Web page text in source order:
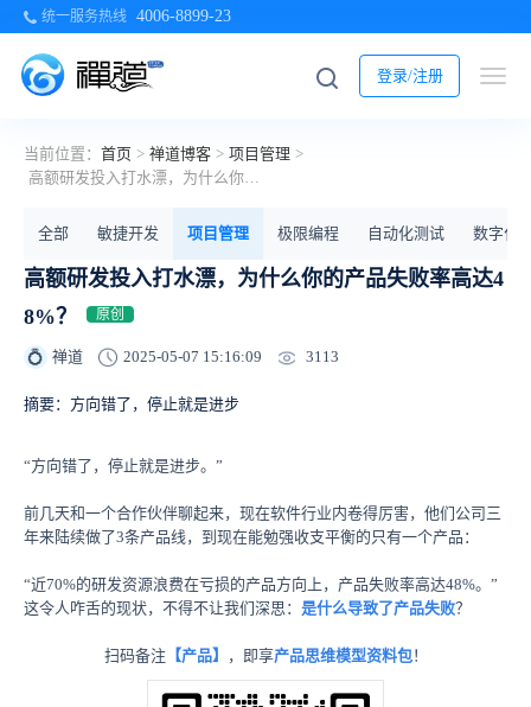
统一服务热线 4006-8899-23
登录/注册
当前位置： 首页 > 禅道博客 > 项目管理 >
高额研发投入打水漂，为什么你的产品失败率高达48%？
全部 敏捷开发 项目管理 极限编程 自动化测试 数字化
高额研发投入打水漂，为什么你的产品失败率高达4
8%？
原创
💍 禅道 2025-05-07 15:16:09 3113
摘要：方向错了，停止就是进步
“方向错了，停止就是进步。”
前几天和一个合作伙伴聊起来，现在软件行业内卷得厉害，他们公司三
年来陆续做了3条产品线，到现在能勉强收支平衡的只有一个产品：
“近70%的研发资源浪费在亏损的产品方向上，产品失败率高达48%。”
这令人咋舌的现状，不得不让我们深思： 是什么导致了产品失败？
扫码备注【产品】 ，即享产品思维模型资料包！